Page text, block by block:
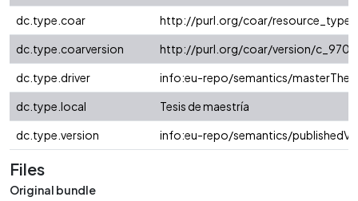
dc.type.coar
http://purl.org/coar/resource_type/
dc.type.coarversion
http://purl.org/coar/version/
dc.type.driver
info:eu-repo/semantics/
dc.type.local
Tesis de maestría
dc.type.version
info:eu-repo/semantics/
Files
Original bundle